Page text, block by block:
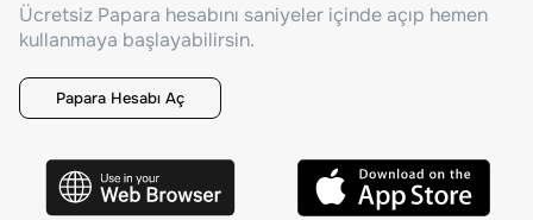
Ücretsiz Papara hesabını saniyeler içinde açıp hemen
kullanmaya başlayabilirsin.
Papara Hesabı Aç